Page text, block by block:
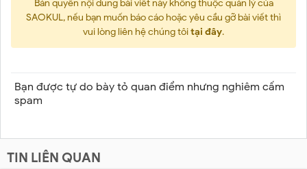
Bản quyền nội dung bài viết này không thuộc quản lý của
SAOKUL, nếu bạn muốn báo cáo hoặc yêu cầu gỡ bài viết thì
vui lòng liên hệ chúng tôitại đây.
Bạn được tự do bày tỏ quan điểm nhưng nghiêm cấm
spam
TIN LIÊN QUAN